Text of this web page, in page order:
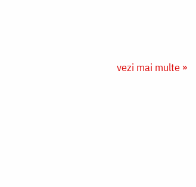
vezi mai multe »